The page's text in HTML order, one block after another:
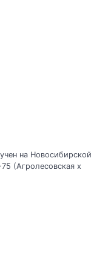
на Новосибирской
(Агролесовская х